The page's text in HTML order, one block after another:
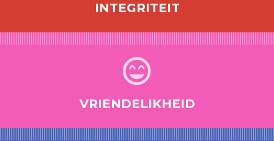
INTEGRITEIT

VRIENDELIKHEID